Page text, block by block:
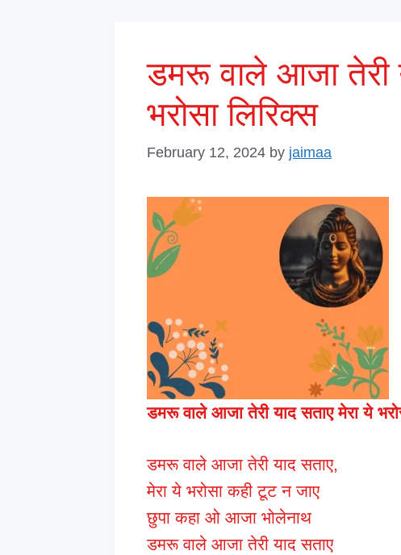
डमरू वाले आजा तेरी
भरोसा लिरिक्स
February 12, 2024 by jaimaa
डमरू वाले आजा तेरी याद सताए मेरा ये
डमरू वाले आजा तेरी याद सताए,
मेरा ये भरोसा कही टूट न जाए
छुपा कहा ओ आजा भोलेनाथ
डमरू वाले आजा तेरी याद सताए